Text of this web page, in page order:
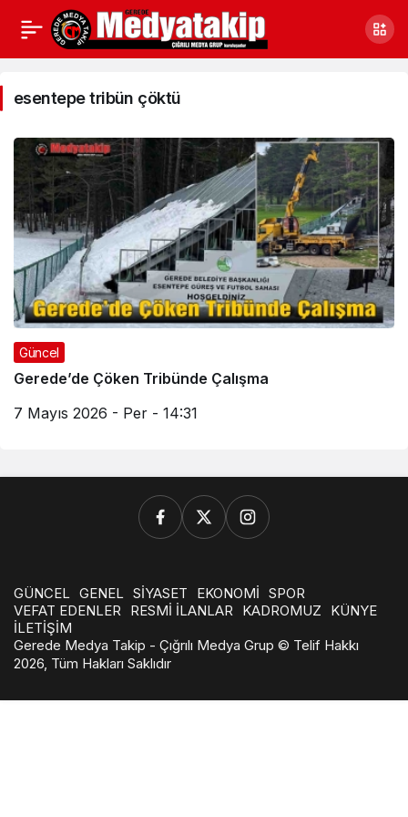
esentepe
tribün
çöktü
Haberleri
esentepe tribün çöktü
Güncel
Gerede’de Çöken Tribünde Çalışma
7 Mayıs 2026 - Per - 14:31
GÜNCEL GENEL SİYASET EKONOMİ SPOR
VEFAT EDENLER RESMİ İLANLAR KADROMUZ
KÜNYE
İLETİŞİM
Gerede Medya Takip - Çığrılı Medya Grup © Telif Hakkı
2026, Tüm Hakları Saklıdır